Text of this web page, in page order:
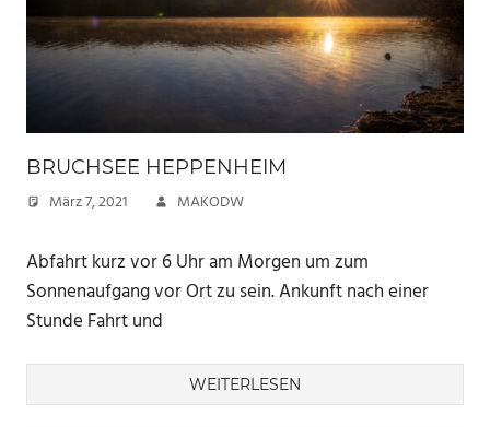
BRUCHSEE HEPPENHEIM
März 7, 2021 MAKODW
Abfahrt kurz vor 6 Uhr am Morgen um zum
Sonnenaufgang vor Ort zu sein. Ankunft nach einer
Stunde Fahrt und
WEITERLESEN